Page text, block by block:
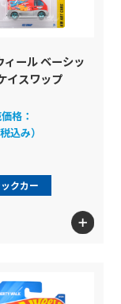
ィール ベーシッ
イスワップ
格：
込み）
クカー